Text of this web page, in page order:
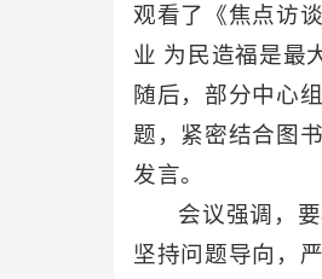
观看了《焦点访
业 为民造福是最
随后，部分中心
题，紧密结合图
发言。
会议强调，
坚持问题导向，